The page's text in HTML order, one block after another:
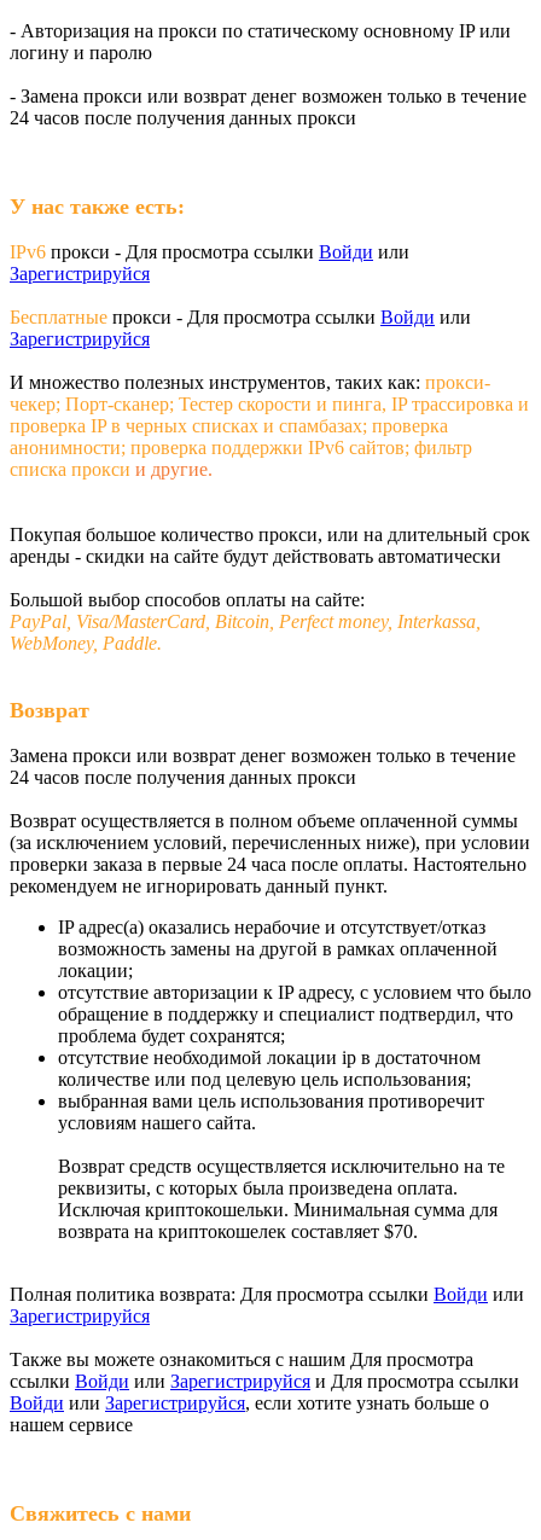
- Авторизация на прокси по статическому основному IP или
логину и паролю
- Замена прокси или возврат денег возможен только в течение
24 часов после получения данных прокси
У нас также есть:
IPv6 прокси - Для просмотра ссылки Войди или
Зарегистрируйся
Бесплатные прокси - Для просмотра ссылки Войди или
Зарегистрируйся
И множество полезных инструментов, таких как: прокси-
чекер; Порт-сканер; Тестер скорости и пинга, IP трассировка и
проверка IP в черных списках и спамбазах; проверка
анонимности; проверка поддержки IPv6 сайтов; фильтр
списка прокси и другие.
Покупая большое количество прокси, или на длительный срок
аренды - скидки на сайте будут действовать автоматически
Большой выбор способов оплаты на сайте:
PayPal, Visa/MasterCard, Bitcoin, Perfect money, Interkassa,
WebMoney, Paddle.
Возврат
Замена прокси или возврат денег возможен только в течение
24 часов после получения данных прокси
Возврат осуществляется в полном объеме оплаченной суммы
(за исключением условий, перечисленных ниже), при условии
проверки заказа в первые 24 часа после оплаты. Настоятельно
рекомендуем не игнорировать данный пункт.
IP адрес(а) оказались нерабочие и отсутствует/отказ
возможность замены на другой в рамках оплаченной
локации;
отсутствие авторизации к IP адресу, с условием что было
обращение в поддержку и специалист подтвердил, что
проблема будет сохранятся;
отсутствие необходимой локации ip в достаточном
количестве или под целевую цель использования;
выбранная вами цель использования противоречит
условиям нашего сайта.
Возврат средств осуществляется исключительно на те
реквизиты, с которых была произведена оплата.
Исключая криптокошельки. Минимальная сумма для
возврата на криптокошелек составляет $70.
Полная политика возврата: Для просмотра ссылки Войди или
Зарегистрируйся
Также вы можете ознакомиться с нашим Для просмотра
ссылки Войди или Зарегистрируйся и Для просмотра ссылки
Войди или Зарегистрируйся, если хотите узнать больше о
нашем сервисе
Свяжитесь с нами